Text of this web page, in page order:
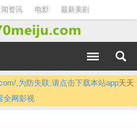
闻资讯 电影 最新美剧
,为防失联,请点击下载本站app天天
全网影视